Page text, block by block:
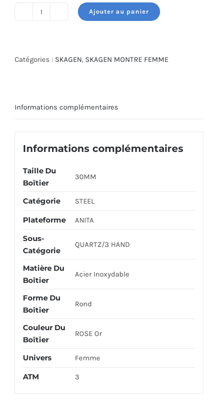
700.000 DT.
est :
420.000 DT.
WATCH
Ajouter au panier
Catégories : SKAGEN, SKAGEN MONTRE FEMME
Informations complémentaires
Informations complémentaires
Taille Du
Boîtier
30MM
Catégorie STEEL
Plateforme ANITA
Sous-
Catégorie
QUARTZ/3 HAND
Matière Du
Boîtier
Acier Inoxydable
Forme Du
Boîtier
Rond
Couleur Du
Boîtier
ROSE Or
Univers Femme
ATM 3